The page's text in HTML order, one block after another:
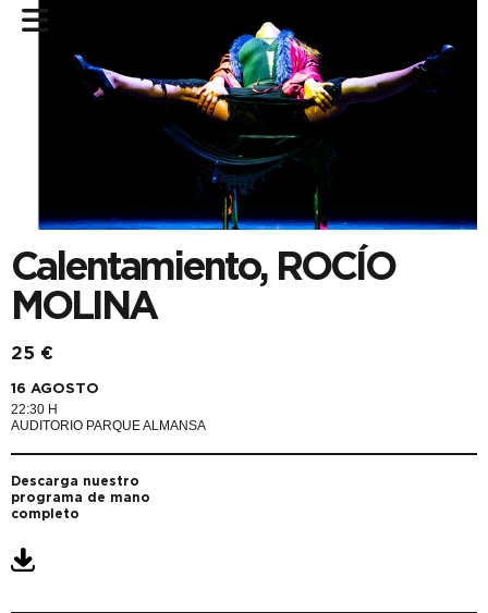
Calentamiento, ROCÍO
MOLINA
25 €
16 AGOSTO
22:30 H
AUDITORIO PARQUE ALMANSA
Descarga nuestro
programa de mano
completo